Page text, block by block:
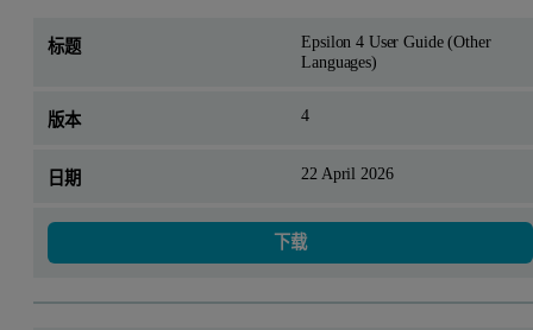
Epsilon 4 User Guide (Other
Languages)
4
22 April 2026
下载